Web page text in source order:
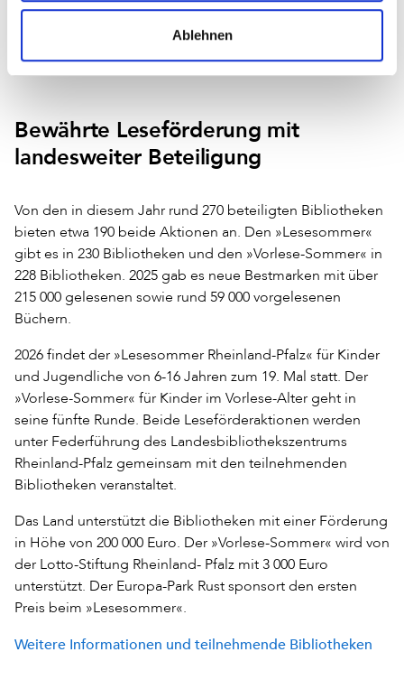
Ablehnen
Beim »Vorlese-Sommer« gibt es als ersten Preis eine
Familienkarte für das Plopsaland Haßloch, eine Toniebox
Bewährte Leseförderung mit
landesweiter Beteiligung
Von den in diesem Jahr rund 270 beteiligten Bibliotheken
bieten etwa 190 beide Aktionen an. Den »Lesesommer«
gibt es in 230 Bibliotheken und den »Vorlese-Sommer« in
228 Bibliotheken. 2025 gab es neue Bestmarken mit über
215 000 gelesenen sowie rund 59 000 vorgelesenen
Büchern.
2026 findet der »Lesesommer Rheinland-Pfalz« für Kinder
und Jugendliche von 6-16 Jahren zum 19. Mal statt. Der
»Vorlese-Sommer« für Kinder im Vorlese-Alter geht in
seine fünfte Runde. Beide Leseförderaktionen werden
unter Federführung des Landesbibliothekszentrums
Rheinland-Pfalz gemeinsam mit den teilnehmenden
Bibliotheken veranstaltet.
Das Land unterstützt die Bibliotheken mit einer Förderung
in Höhe von 200 000 Euro. Der »Vorlese-Sommer« wird von
der Lotto-Stiftung Rheinland- Pfalz mit 3 000 Euro
unterstützt. Der Europa-Park Rust sponsort den ersten
Preis beim »Lesesommer«.
Weitere Informationen und teilnehmende Bibliotheken